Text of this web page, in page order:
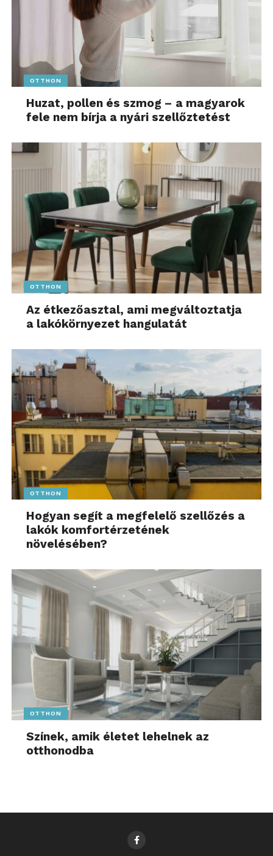
OTTHON
Huzat, pollen és szmog – a magyarok
fele nem bírja a nyári szellőztetést
OTTHON
Az étkezőasztal, ami megváltoztatja
a lakókörnyezet hangulatát
OTTHON
Hogyan segít a megfelelő szellőzés a
lakók komfortérzetének
növelésében?
OTTHON
Színek, amik életet lehelnek az
otthonodba